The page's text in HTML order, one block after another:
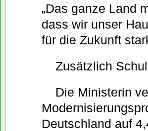
„Das ganze Land
dass wir unser
für die Zukunft
Zusätzlich
Die Ministerin
Deutschland auf